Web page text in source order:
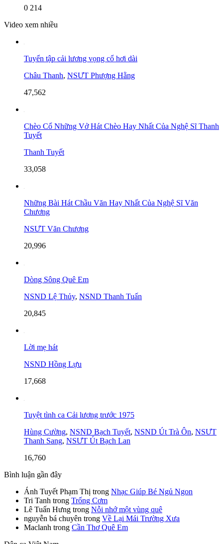
0 214
Video xem nhiều
Tuyển tập cải lương vọng cổ hơi dài
Châu Thanh, NSƯT Phượng Hằng
47,562
Chèo Cổ Những Vở Hát Chèo Hay Nhất Của Nghệ Sĩ Thanh
Tuyết
Thanh Tuyết
33,058
Những Bài Hát Chầu Văn Hay Nhất Của Nghệ Sĩ Văn
Chương
NSƯT Văn Chương
20,996
Dòng Sông Quê Em
NSND Lệ Thủy, NSND Thanh Tuấn
20,845
Lời mẹ hát
NSND Hồng Lựu
17,668
Tuyệt tình ca Cải lương trước 1975
Hùng Cường, NSND Bạch Tuyết, NSND Út Trà Ôn, NSƯT
Thanh Sang, NSƯT Út Bạch Lan
16,760
Bình luận gần đây
Ánh Tuyết Phạm Thị trong Nhạc Giúp Bé Ngủ Ngon
Tri Tanh trong Trống Cơm
Lê Tuấn Hưng trong Nỗi nhớ một vùng quê
nguyễn bá chuyên trong Về Lại Mái Trường Xưa
Maclanh trong Cần Thơ Quê Em